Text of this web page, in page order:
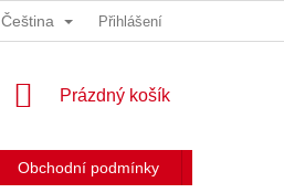
Čeština Přihlášení
NÁKUPNÍ
Prázdný košík
Obchodní podmínky